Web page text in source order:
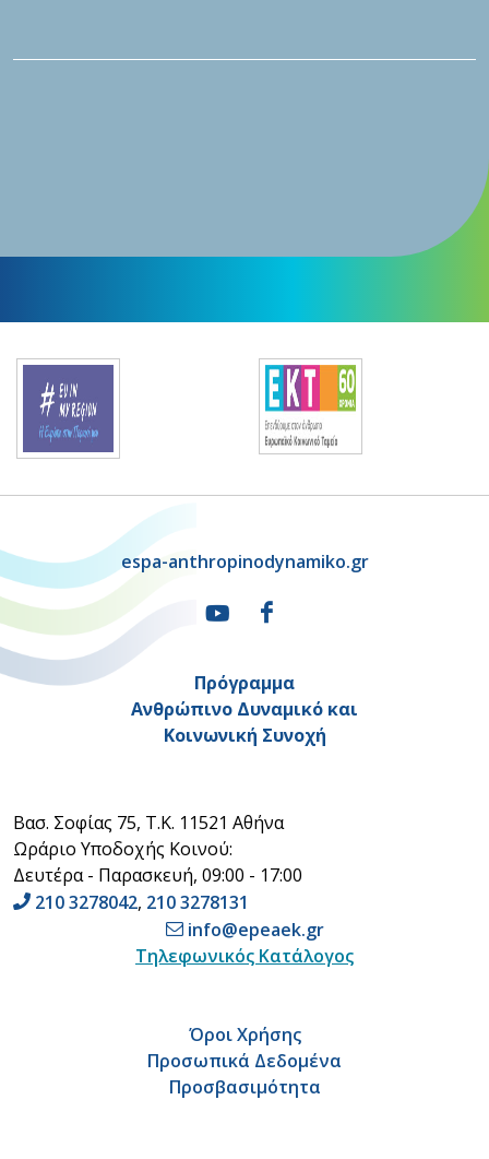
espa-anthropinodynamiko.gr
Βασ. Σοφίας 75, Τ.Κ. 11521 Αθήνα
Ωράριο Υποδοχής Κοινού:
Δευτέρα - Παρασκευή, 09:00 - 17:00
210 3278042, 210 3278131
info@epeaek.gr
Τηλεφωνικός Κατάλογος
Πρόγραμμα
Ανθρώπινο Δυναμικό και
Κοινωνική Συνοχή
Όροι Χρήσης
Προσωπικά Δεδομένα
Προσβασιμότητα